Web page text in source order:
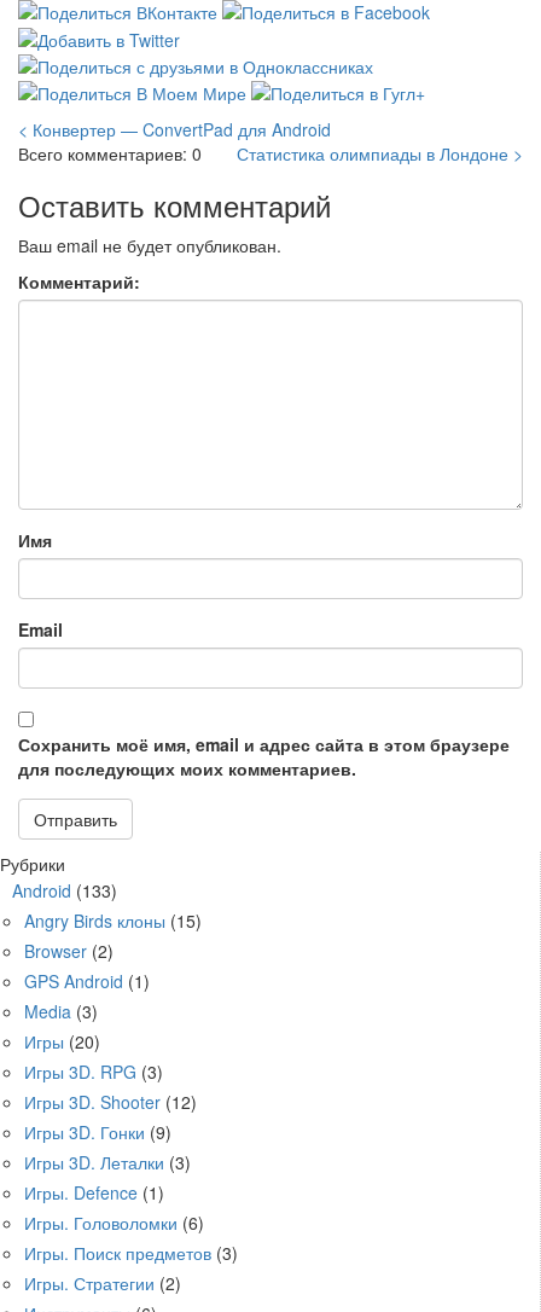
< Конвертер — ConvertPad для Android
Статистика олимпиады в Лондоне >
Всего комментариев: 0
Оставить комментарий
Ваш email не будет опубликован.
Комментарий:
Имя
Email
Сохранить моё имя, email и адрес сайта в этом браузере
для последующих моих комментариев.
Рубрики
Android (133)
Angry Birds клоны (15)
Browser (2)
GPS Android (1)
Media (3)
Игры (20)
Игры 3D. RPG (3)
Игры 3D. Shooter (12)
Игры 3D. Гонки (9)
Игры 3D. Леталки (3)
Игры. Defence (1)
Игры. Головоломки (6)
Игры. Поиск предметов (3)
Игры. Стратегии (2)